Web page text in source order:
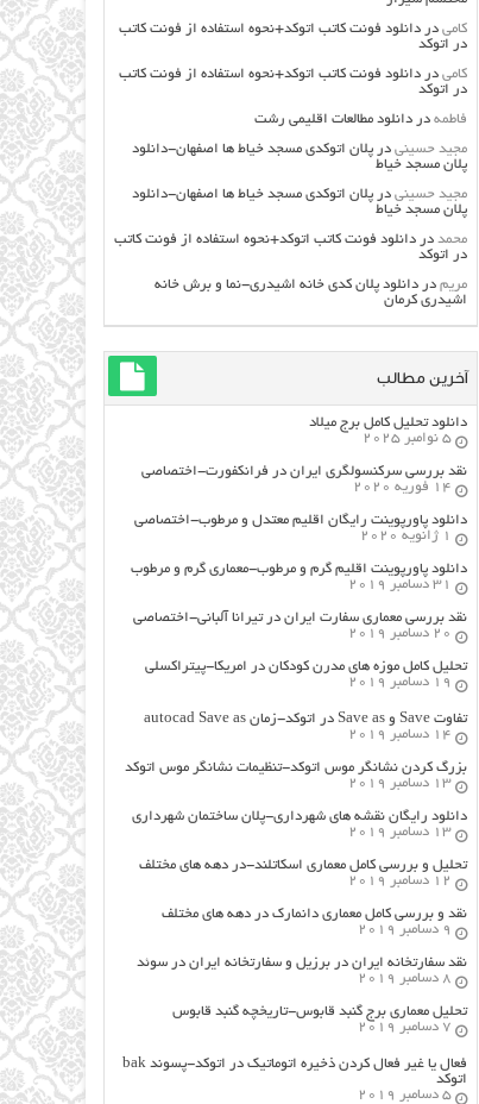
کامی دردانلود فونت کاتب اتوکد+نحوه استفاده از فونت کاتب
در اتوکد
کامی دردانلود فونت کاتب اتوکد+نحوه استفاده از فونت کاتب
در اتوکد
فاطمه دردانلود مطالعات اقليمي رشت
مجید حسینی درپلان اتوکدی مسجد خیاط ها اصفهان-دانلود
پلان مسجد خیاط
مجید حسینی درپلان اتوکدی مسجد خیاط ها اصفهان-دانلود
پلان مسجد خیاط
محمد دردانلود فونت کاتب اتوکد+نحوه استفاده از فونت کاتب
در اتوکد
مریم دردانلود پلان کدی خانه اشیدری-نما و برش خانه
اشیدری کرمان
آخرین مطالب
دانلود تحلیل کامل برج میلاد
5 نوامبر 2025
نقد بررسی سرکنسولگری ایران در فرانکفورت-اختصاصی
14 فوریه 2020
دانلود پاورپوینت رایگان اقلیم معتدل و مرطوب-اختصاصی
1 ژانویه 2020
دانلود پاورپوینت اقلیم گرم و مرطوب-معماری گرم و مرطوب
31 دسامبر 2019
نقد بررسی معماری سفارت ایران در تیرانا آلبانی-اختصاصی
20 دسامبر 2019
تحلیل کامل موزه های مدرن کودکان در امریکا-پیتراکسلی
19 دسامبر 2019
تفاوت Save و Save as در اتوکد-زمان autocad Save as
14 دسامبر 2019
بزرگ کردن نشانگر موس اتوکد-تنظیمات نشانگر موس اتوکد
13 دسامبر 2019
دانلود رایگان نقشه های شهرداری-پلان ساختمان شهرداری
13 دسامبر 2019
تحلیل و بررسی کامل معماری اسکاتلند-در دهه های مختلف
12 دسامبر 2019
نقد و بررسی کامل معماری دانمارک در دهه های مختلف
9 دسامبر 2019
نقد سفارتخانه ایران در برزیل و سفارتخانه ایران در سوئد
8 دسامبر 2019
تحلیل معماری برج گنبد قابوس-تاریخچه گنبد قابوس
7 دسامبر 2019
فعال یا غیر فعال کردن ذخیره اتوماتیک در اتوکد-پسوند bak
اتوکد
5 دسامبر 2019